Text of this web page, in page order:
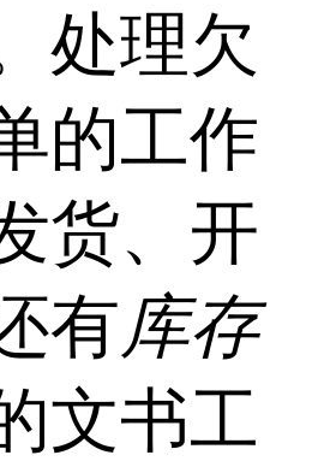
处理欠
的工作
货、开
有库存
文书工